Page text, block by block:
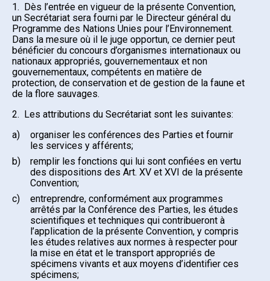
1. Dès l’entrée en vigueur de la présente Convention,
un Secrétariat sera fourni par le Directeur général du
Programme des Nations Unies pour l’Environnement.
Dans la mesure où il le juge opportun, ce dernier peut
bénéficier du concours d’organismes internationaux ou
nationaux appropriés, gouvernementaux et non
gouvernementaux, compétents en matière de
protection, de conservation et de gestion de la faune et
de la flore sauvages.
2. Les attributions du Secrétariat sont les suivantes:
a)
organiser les conférences des Parties et fournir
les services y afférents;
b)
remplir les fonctions qui lui sont confiées en vertu
des dispositions des Art. XV et XVI de la présente
Convention;
c)
entreprendre, conformément aux programmes
arrêtés par la Conférence des Parties, les études
scientifiques et techniques qui contribueront à
l’application de la présente Convention, y compris
les études relatives aux normes à respecter pour
la mise en état et le transport appropriés de
spécimens vivants et aux moyens d’identifier ces
spécimens;